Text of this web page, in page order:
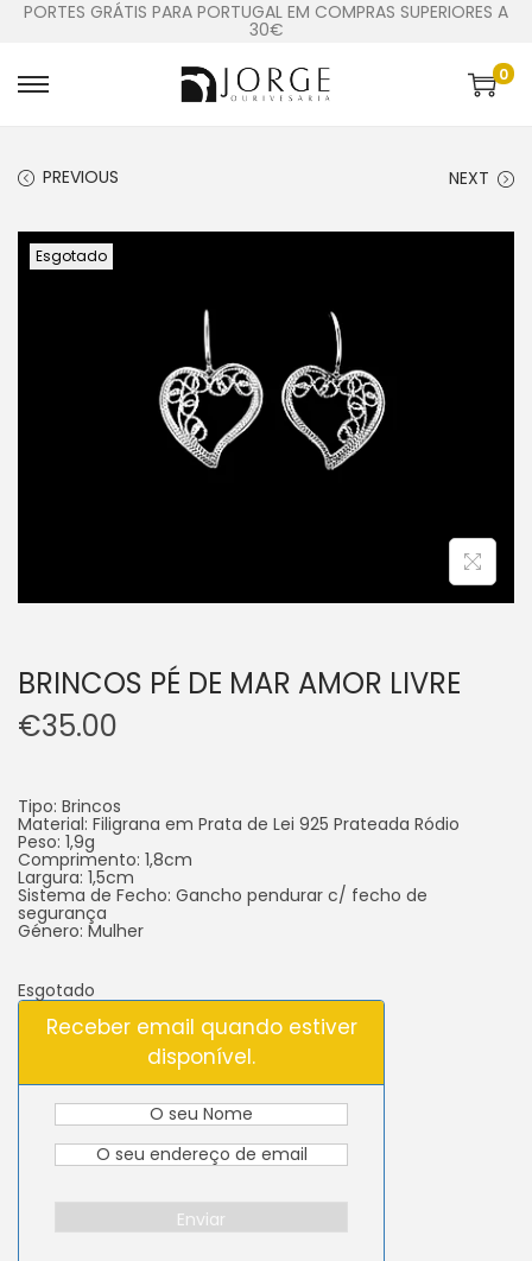
PORTES GRÁTIS PARA PORTUGAL EM COMPRAS SUPERIORES A
30€
0
PREVIOUS NEXT
Esgotado
BRINCOS PÉ DE MAR AMOR LIVRE
€35.00
Tipo: Brincos
Material: Filigrana em Prata de Lei 925 Prateada Ródio
Peso: 1,9g
Comprimento: 1,8cm
Largura: 1,5cm
Sistema de Fecho: Gancho pendurar c/ fecho de
segurança
Género: Mulher
Esgotado
Receber email quando estiver
disponível.
Enviar